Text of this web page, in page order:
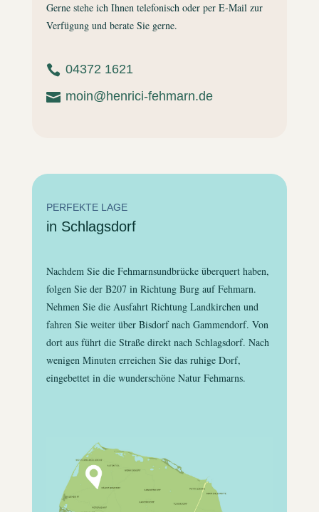
Gerne stehe ich Ihnen telefonisch oder per E-Mail zur
Verfügung und berate Sie gerne.
 04372 1621
 moin@henrici-fehmarn.de
PERFEKTE LAGE
in Schlagsdorf
Nachdem Sie die Fehmarnsundbrücke überquert haben,
folgen Sie der B207 in Richtung Burg auf Fehmarn.
Nehmen Sie die Ausfahrt Richtung Landkirchen und
fahren Sie weiter über Bisdorf nach Gammendorf. Von
dort aus führt die Straße direkt nach Schlagsdorf. Nach
wenigen Minuten erreichen Sie das ruhige Dorf,
eingebettet in die wunderschöne Natur Fehmarns.